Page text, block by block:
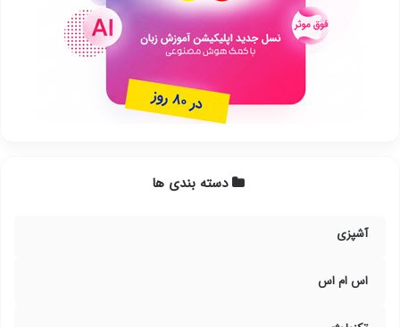
دسته بندی ها
آشپزی
اس ام اس